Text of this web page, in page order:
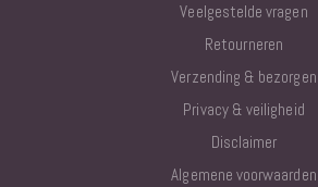
Veelgestelde vragen
Retourneren
Verzending & bezorgen
Privacy & veiligheid
Disclaimer
Algemene voorwaarden